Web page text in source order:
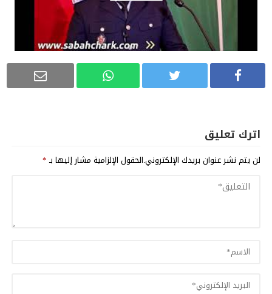
اترك تعليق
لن يتم نشر عنوان بريدك الإلكتروني.الحقول الإلزامية مشار إليها بـ*